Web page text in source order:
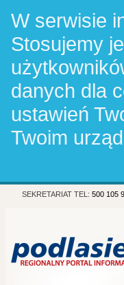
W serwisie
Stosujemy
danych dla
ustawień
Twoim
SEKRETARIAT TEL: 500 105